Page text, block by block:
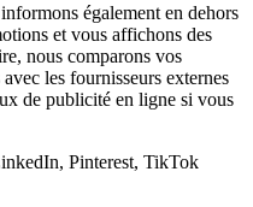
également en dehors
et vous affichons des
nous comparons vos
les fournisseurs externes
de publicité en ligne si vous
Pinterest, TikTok